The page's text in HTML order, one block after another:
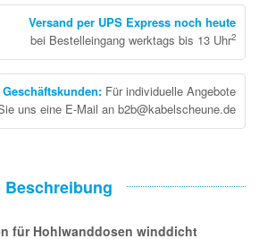
Versand per UPS Express noch heute
bei Bestelleingang werktags bis 13 Uhr2
: Für individuelle Angebote
uns eine E-Mail an b2b@kabelscheune.de
Beschreibung
für Hohlwanddosen winddicht